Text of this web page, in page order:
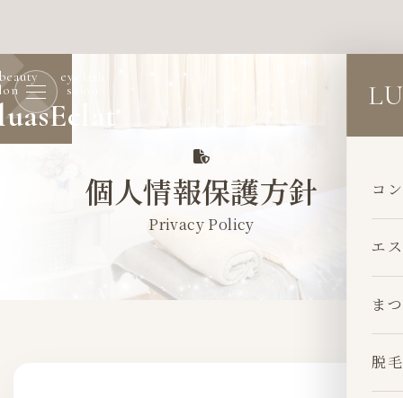
eyelash
salon
Eclat
コ
エ
ま
脱毛
個人情報保護方針
Privacy Policy